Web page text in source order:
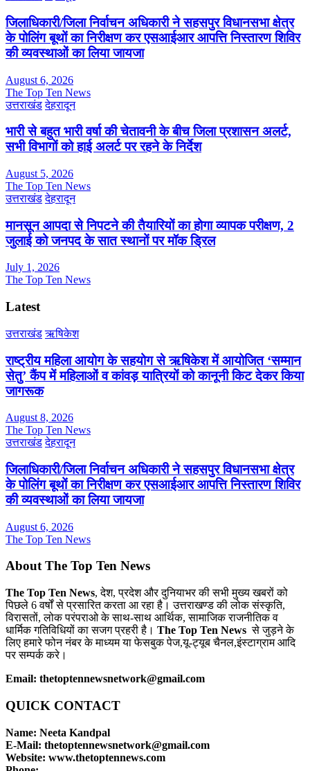
जिलाधिकारी/जिला निर्वाचन अधिकारी ने सहसपुर विधानसभा क्षेत्र
के पोलिंग बूथों का निरीक्षण कर एसआईआर आपत्ति निस्तारण शिविर
की व्यवस्थाओं का लिया जायजा
August 6, 2026
The Top Ten News
उत्तराखंड देहरादून
भारी से बहुत भारी वर्षा की चेतावनी के बीच जिला प्रशासन अलर्ट,
सभी विभागों को हाई अलर्ट पर रहने के निर्देश
August 5, 2026
The Top Ten News
उत्तराखंड देहरादून
मानसून आपदा से निपटने की तैयारियों का होगा व्यापक परीक्षण, 2
जुलाई को जनपद के सात स्थानों पर मॉक ड्रिल
July 1, 2026
The Top Ten News
Latest
उत्तराखंड ऋषिकेश
राष्ट्रीय महिला आयोग के सहयोग से ऋषिकेश में आयोजित ‘सम्मान
सेतु’ कैंप में महिलाओं व कांवड़ यात्रियों को कानूनी किट देकर किया
जागरूक
August 8, 2026
The Top Ten News
उत्तराखंड देहरादून
जिलाधिकारी/जिला निर्वाचन अधिकारी ने सहसपुर विधानसभा क्षेत्र
के पोलिंग बूथों का निरीक्षण कर एसआईआर आपत्ति निस्तारण शिविर
की व्यवस्थाओं का लिया जायजा
August 6, 2026
The Top Ten News
About The Top Ten News
The Top Ten News, देश, प्रदेश और दुनियाभर की सभी मुख्य खबरों को
पिछले 6 वर्षों से प्रसारित करता आ रहा है। उत्तराखण्ड की लोक संस्कृति,
विरासतों, लोक परंपराओ के साथ-साथ आर्थिक, सामाजिक राजनीतिक व
धार्मिक गतिविधियों का सजग प्रहरी है। The Top Ten News से जुड़ने के
लिए हमारे फोन नंबर के माध्यम या फेसबुक पेज,यू-ट्यूब चैनल,इंस्टाग्राम आदि
पर सम्पर्क करे।
Email: thetoptennewsnetwork@gmail.com
QUICK CONTACT
Name: Neeta Kandpal
E-Mail: thetoptennewsnetwork@gmail.com
Website: www.thetoptennews.com